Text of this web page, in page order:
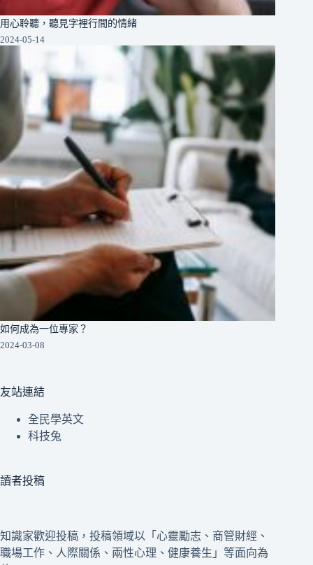
用心聆聽，聽見字裡行間的情緒
2024-05-14
如何成為一位專家？
2024-03-08
友站連結
全民學英文
科技兔
讀者投稿
知識家歡迎投稿，投稿領域以「心靈勵志、商管財經、
職場工作、人際關係、兩性心理、健康養生」等面向為